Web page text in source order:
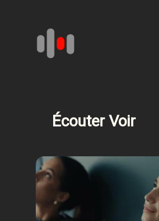
Écouter Voir